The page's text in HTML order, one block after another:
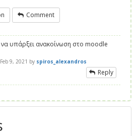
Comment
υπάρξει ανακοίνωση στο moodle
Feb 9, 2021 by spiros_alexandros
Reply